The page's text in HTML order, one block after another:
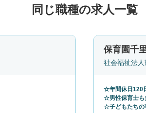
同じ職種の求人一覧
保育園千
社会福祉法
☆年間休日120
☆男性保育士も
☆子どもたちの